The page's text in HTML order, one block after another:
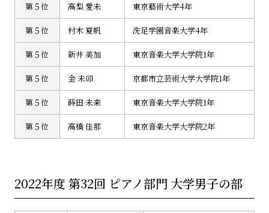
第５位 高梨 愛未 東京藝術大学4年
第５位 村木 夏帆 洗足学園音楽大学4年
第５位 新井 美加 東京音楽大学大学院1年
第５位 金 未卯 京都市立芸術大学大学院1年
第５位 蒔田 未来 東京音楽大学大学院1年
第５位 高橋 佳那 東京音楽大学大学院2年
2022年度 第32回 ピアノ部門 大学男子の部